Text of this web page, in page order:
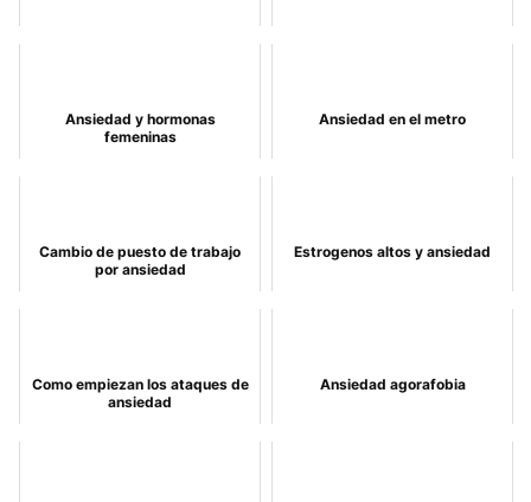
Ansiedad y hormonas
femeninas
Ansiedad en el metro
Cambio de puesto de trabajo
por ansiedad
Estrogenos altos y ansiedad
Como empiezan los ataques de
ansiedad
Ansiedad agorafobia